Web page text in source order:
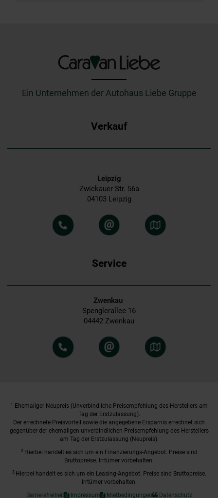
Ein Unternehmen der Autohaus Liebe Gruppe
Verkauf
Leipzig
Zwickauer Str. 56a
04103 Leipzig
Service
Zwenkau
Spenglerallee 16
04442 Zwenkau
1
Ehemaliger Neupreis (Unverbindliche Preisempfehlung des Herstellers am
Tag der Erstzulassung).
Der errechnete Preisvorteil sowie die angegebene Ersparnis errechnet sich
gegenüber der ehemaligen unverbindlichen Preisempfehlung des Herstellers
am Tag der Erstzulassung (Neupreis).
2 Hierbei handelt es sich um ein Finanzierungs-Angebot. Preise sind
Bruttopreise. Irrtümer vorbehalten.
3 Hierbei handelt es sich um ein Leasing-Angebot. Preise sind Bruttopreise.
Irrtümer vorbehalten.
Barrierefreiheit
Impressum Mietbedingungen Datenschutz